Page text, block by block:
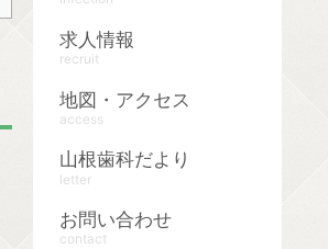
求人情報
recruit
地図・アクセス
access
山根歯科だより
letter
お問い合わせ
contact